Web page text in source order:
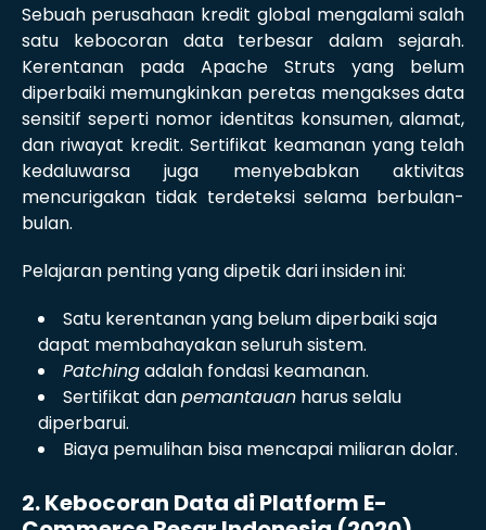
Sebuah perusahaan kredit global mengalami salah
satu kebocoran data terbesar dalam sejarah.
Kerentanan pada Apache Struts yang belum
diperbaiki memungkinkan peretas mengakses data
sensitif seperti nomor identitas konsumen, alamat,
dan riwayat kredit. Sertifikat keamanan yang telah
kedaluwarsa juga menyebabkan aktivitas
mencurigakan tidak terdeteksi selama berbulan-
bulan.
Pelajaran penting yang dipetik dari insiden ini:
Satu kerentanan yang belum diperbaiki saja
dapat membahayakan seluruh sistem.
Patchingadalah fondasi keamanan.
Sertifikat danpemantauanharus selalu
diperbarui.
Biaya pemulihan bisa mencapai miliaran dolar.
2. Kebocoran Data di Platform E-